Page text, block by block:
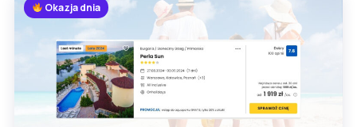
Okazja dnia